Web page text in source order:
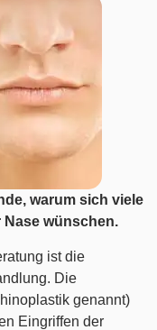
warum sich viele
Nase wünschen.
ist die
Die
genannt)
Eingriffen der